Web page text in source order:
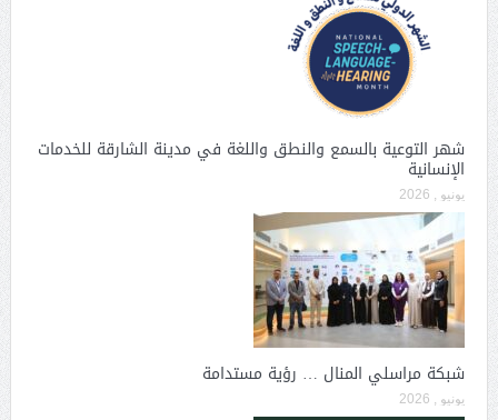
شهر التوعية بالسمع والنطق واللغة في مدينة الشارقة للخدمات
الإنسانية
يونيو , 2026
شبكة مراسلي المنال … رؤية مستدامة
يونيو , 2026